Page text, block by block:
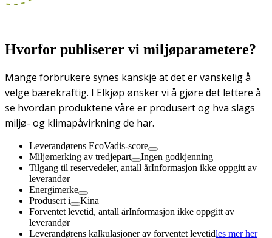
Hvorfor publiserer vi miljøparametere?
Mange forbrukere synes kanskje at det er vanskelig å
velge bærekraftig. I Elkjøp ønsker vi å gjøre det lettere å
se hvordan produktene våre er produsert og hva slags
miljø- og klimapåvirkning de har.
Leverandørens EcoVadis-score
Miljømerking av tredjepart
Ingen godkjenning
Tilgang til reservedeler, antall årInformasjon ikke oppgitt av
leverandør
Energimerke
Produsert i
Kina
Forventet levetid, antall årInformasjon ikke oppgitt av
leverandør
Leverandørens kalkulasjoner av forventet levetidles mer her